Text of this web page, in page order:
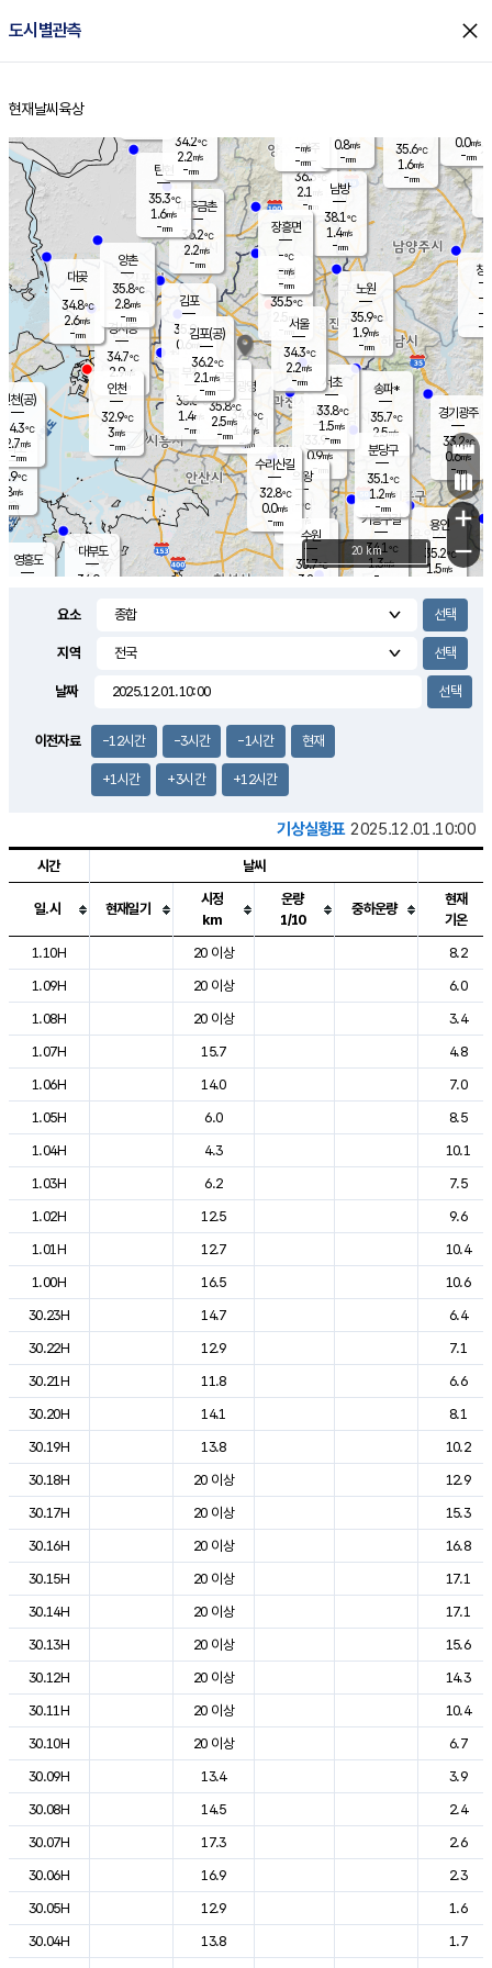
도시별관측 close
홈
현재날씨 육상
의도
℃
m/s
mm
영흥도
양주
36.3℃
2.1
-mm
과천
33.9℃
0.9m/s
- mm
용인
35.2℃
1.5m/s
경기광주
33.2℃
0.6m/s
-mm
1.9m/s
대부도
34.0
경서동
34.7℃
2.9m/s
-mm
파주금촌
36.2℃
2.2m/s
-mm
35.6℃
1.6m/s
-mm
대곶
34.8℃
2.6m/s
-mm
창
-
-m/
-
탄현
35.3℃
1.6m/s
-mm
0.0m/s
-mm
의왕
- ℃
m/s
mm
김포
35.9℃
0.6 m/s
mm
광명
34.9 ℃
1.4 m/s
-mm
부천
35.6℃
1.4m/s
-mm
양촌
35.8℃
2.8m/s
-mm
구로
35.8℃
2.5m/s
-mm
은평
35.5℃
2.5 m/s
- mm
노원
35.9℃
1.9m/s
-mm
송파*
35.7℃
2.5m/s
-mm
서초
33.8℃
1.5m/s
-mm
남방
38.1℃
1.4m/s
-mm
기흥구갈
34.1℃
1.3m/s
-
수리산길
32.8℃
0.0m/s
-mm
분당구
35.1℃
1.2m/s
-mm
장흥면
-℃
-m/s
-mm
-m/s
-mm
인천(공)
34.3℃
2.7m/s
-mm
김포(공)
36.2℃
2.1 m/s
-mm
수원
33.7℃
3.2 m/s
인천
32.9℃
3m/s
-mm
서울
34.3℃
2.2m/s
-mm
34.2℃
2.2m/s
-mm
0.8m/s
-mm
+
−
20 km
요소
지역
날짜
이전자료 -12시간 -3시간 -1시간 현재
+1시간 +3시간 +12시간
기상실황표 2025.12.01.10:00
도시별 기상실황표로 지점, 날씨, 기온, 강수, 바람, 기압등을 안내한 표입
시간 날씨
일.시 현재일기
시정
km
운량
1/10
중하운량
현재
기온
1.10H
20 이상
8.2
1.09H
20 이상
6.0
1.08H
20 이상
3.4
1.07H
15.7
4.8
1.06H
14.0
7.0
1.05H
6.0
8.5
1.04H
4.3
10.1
1.03H
6.2
7.5
1.02H
12.5
9.6
1.01H
12.7
10.4
1.00H
16.5
10.6
30.23H
14.7
6.4
30.22H
12.9
7.1
30.21H
11.8
6.6
30.20H
14.1
8.1
30.19H
13.8
10.2
30.18H
20 이상
12.9
30.17H
20 이상
15.3
30.16H
20 이상
16.8
30.15H
20 이상
17.1
30.14H
20 이상
17.1
30.13H
20 이상
15.6
30.12H
20 이상
14.3
30.11H
20 이상
10.4
30.10H
20 이상
6.7
30.09H
13.4
3.9
30.08H
14.5
2.4
30.07H
17.3
2.6
30.06H
16.9
2.3
30.05H
12.9
1.6
30.04H
13.8
1.7